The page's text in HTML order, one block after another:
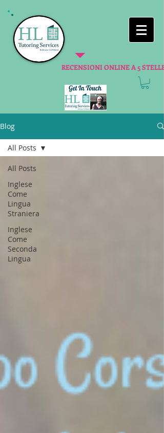
RECENSIONI ONLINE A 5 STELLE
Blog
All Posts
Inglese
Come
Lingua
Straniera
Inglese
Come
Seconda
Lingua
All Posts